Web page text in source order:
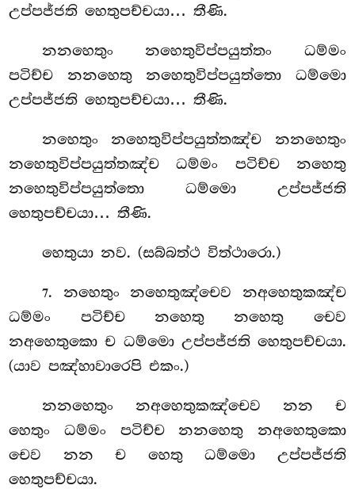
උප්පජ්ජති හෙතුපච්චයා… තීණි.
නනහෙතුං නහෙතුවිප්පයුත්තං ධම්මං
පටිච්ච නනහෙතු නහෙතුවිප්පයුත්තො ධම්මො
උප්පජ්ජති හෙතුපච්චයා… තීණි.
නහෙතුං නහෙතුවිප්පයුත්තඤ්ච නනහෙතුං
නහෙතුවිප්පයුත්තඤ්ච ධම්මං පටිච්ච නහෙතු
නහෙතුවිප්පයුත්තො ධම්මො උප්පජ්ජති
හෙතුපච්චයා… තීණි.
හෙතුයා නව. (සබ්බත්ථ විත්ථාරො.)
7. නහෙතුංනහෙතුඤ්චෙව නඅහෙතුකඤ්ච
ධම්මං පටිච්ච නහෙතු නහෙතු චෙව
නඅහෙතුකො ච ධම්මො උප්පජ්ජති හෙතුපච්චයා.
(යාව පඤ්හාවාරෙපි එකං.)
නනහෙතුං නඅහෙතුකඤ්චෙව නන ච
හෙතුං ධම්මං පටිච්ච නනහෙතු නඅහෙතුකො
චෙව නන ච හෙතු ධම්මො උප්පජ්ජති
හෙතුපච්චයා.